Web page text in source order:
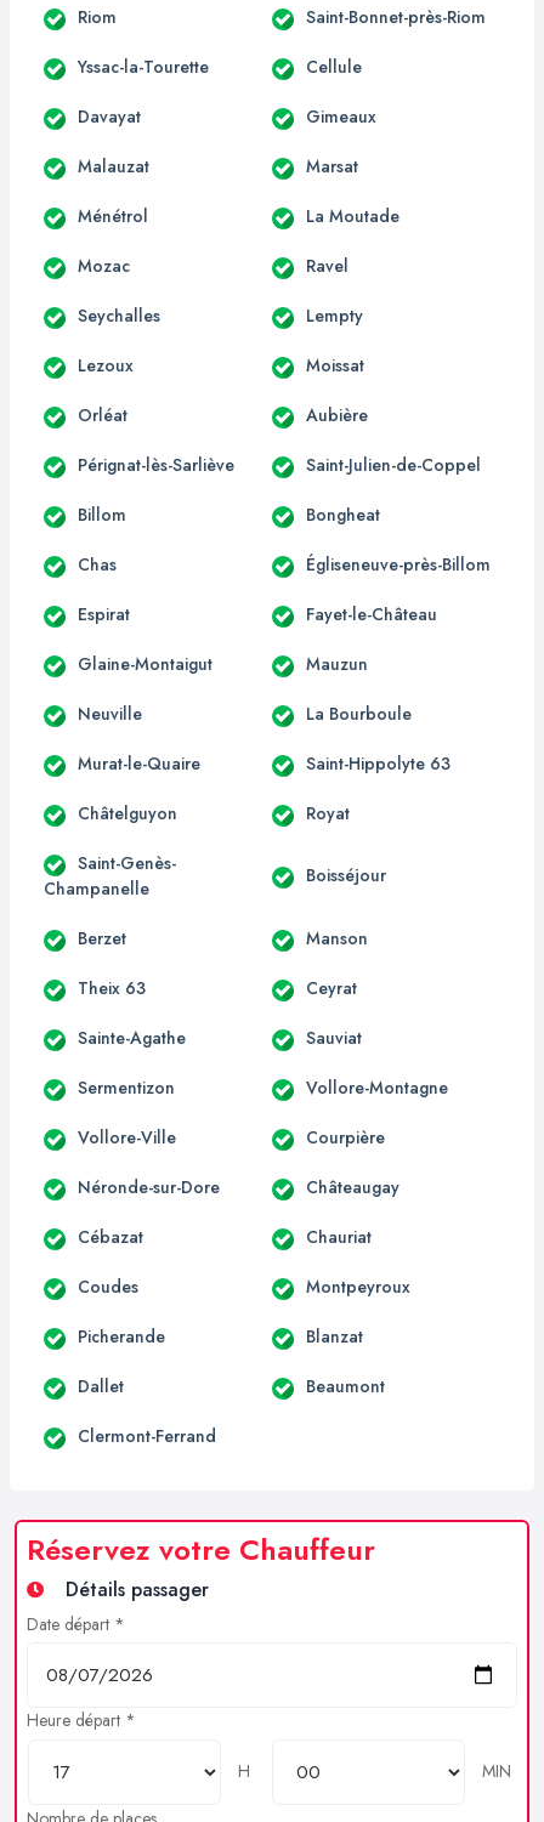
Riom Saint-Bonnet-près-Riom
Yssac-la-Tourette Cellule
Davayat Gimeaux
Malauzat Marsat
Ménétrol La Moutade
Mozac Ravel
Seychalles Lempty
Lezoux Moissat
Orléat Aubière
Pérignat-lès-Sarliève Saint-Julien-de-Coppel
Billom Bongheat
Chas Égliseneuve-près-Billom
Espirat Fayet-le-Château
Glaine-Montaigut Mauzun
Neuville La Bourboule
Murat-le-Quaire Saint-Hippolyte 63
Châtelguyon Royat
Saint-Genès-
Champanelle
Boisséjour
Berzet Manson
Theix 63 Ceyrat
Sainte-Agathe Sauviat
Sermentizon Vollore-Montagne
Vollore-Ville Courpière
Néronde-sur-Dore Châteaugay
Cébazat Chauriat
Coudes Montpeyroux
Picherande Blanzat
Dallet Beaumont
Clermont-Ferrand
Réservez votre Chauffeur
Détails passager
Date départ *
Heure départ *
H
MIN